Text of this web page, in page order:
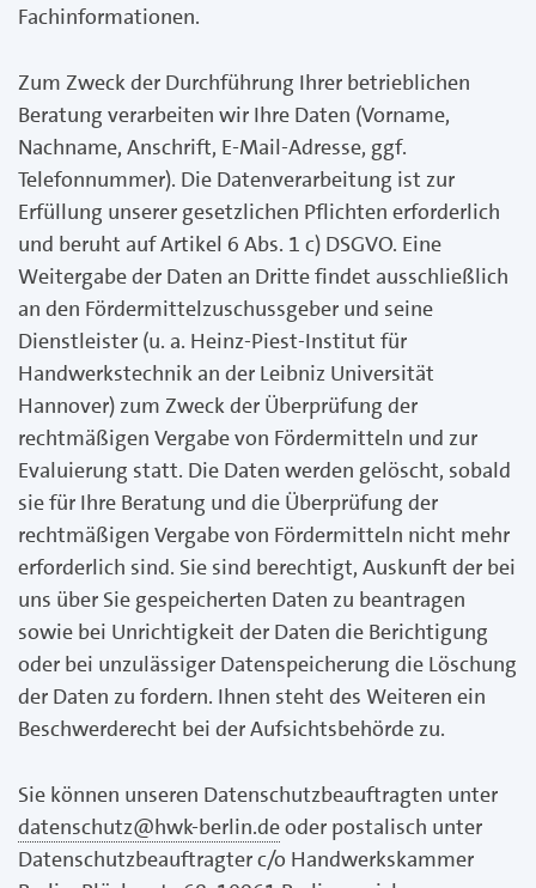
Fachinformationen.
Zum Zweck der Durchführung Ihrer betrieblichen
Beratung verarbeiten wir Ihre Daten (Vorname,
Nachname, Anschrift, E-Mail-Adresse, ggf.
Telefonnummer). Die Datenverarbeitung ist zur
Erfüllung unserer gesetzlichen Pflichten erforderlich
und beruht auf Artikel 6 Abs. 1 c) DSGVO. Eine
Weitergabe der Daten an Dritte findet ausschließlich
an den Fördermittelzuschussgeber und seine
Dienstleister (u. a. Heinz-Piest-Institut für
Handwerkstechnik an der Leibniz Universität
Hannover) zum Zweck der Überprüfung der
rechtmäßigen Vergabe von Fördermitteln und zur
Evaluierung statt. Die Daten werden gelöscht, sobald
sie für Ihre Beratung und die Überprüfung der
rechtmäßigen Vergabe von Fördermitteln nicht mehr
erforderlich sind. Sie sind berechtigt, Auskunft der bei
uns über Sie gespeicherten Daten zu beantragen
sowie bei Unrichtigkeit der Daten die Berichtigung
oder bei unzulässiger Datenspeicherung die Löschung
der Daten zu fordern. Ihnen steht des Weiteren ein
Beschwerderecht bei der Aufsichtsbehörde zu.
Sie können unseren Datenschutzbeauftragten unter
datenschutz@hwk-berlin.deoder postalisch unter
Datenschutzbeauftragter c/o Handwerkskammer